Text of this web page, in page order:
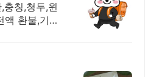
충칭,청두,윈
환불,기후